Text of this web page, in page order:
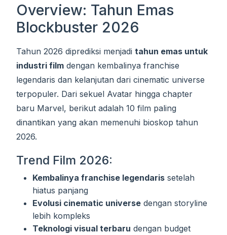
Overview: Tahun Emas
Blockbuster 2026
Tahun 2026 diprediksi menjadi tahun emas untuk
industri film dengan kembalinya franchise
legendaris dan kelanjutan dari cinematic universe
terpopuler. Dari sekuel Avatar hingga chapter
baru Marvel, berikut adalah 10 film paling
dinantikan yang akan memenuhi bioskop tahun
2026.
Trend Film 2026:
Kembalinya franchise legendaris setelah
hiatus panjang
Evolusi cinematic universe dengan storyline
lebih kompleks
Teknologi visual terbaru dengan budget